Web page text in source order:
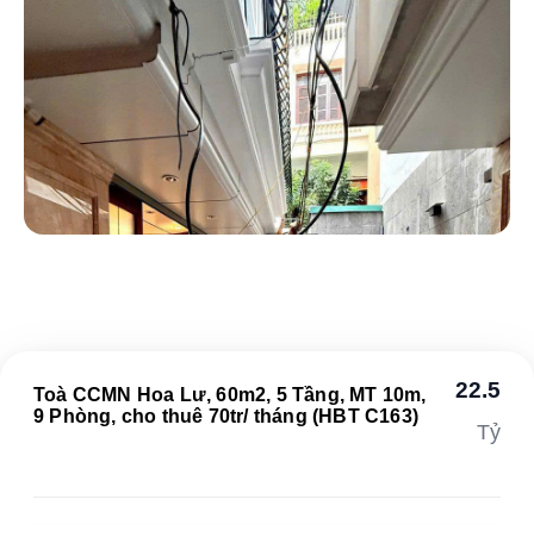
Toà CCMN Hoa Lư, 60m2, 5 Tầng, MT 10m,
9 Phòng, cho thuê 70tr/ tháng (HBT C163)
22.5
Tỷ